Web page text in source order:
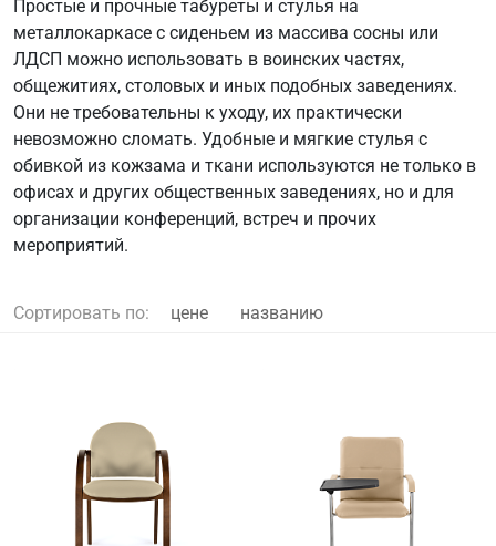
Простые и прочные табуреты и стулья на
металлокаркасе с сиденьем из массива сосны или
ЛДСП можно использовать в воинских частях,
общежитиях, столовых и иных подобных заведениях.
Они не требовательны к уходу, их практически
невозможно сломать. Удобные и мягкие стулья с
обивкой из кожзама и ткани используются не только в
офисах и других общественных заведениях, но и для
организации конференций, встреч и прочих
мероприятий.
Сортировать по: цене названию